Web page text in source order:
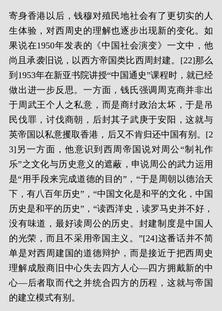
寄身香港以后，钱穆对殖民地社会有了更切实的人
生体验，对西周史的理解也逐步出现新的变化。如
果说在1950年发表的《中国社会演变》一文中，他
尚且承袭旧说，以西方帝国类比西周封建。[22]那么
到1953年在新亚书院讲授“中国通史”课程时，就已经
做出进一步反思。一方面，钱氏强调周克商并非出
于周武王个人之私意，而是商纣政治太坏，于是吊
民伐罪，讨伐商朝，后封其子武庚于安阳，这就与
英帝国以私意攫取香港，后又不肯归还中国有别。[2
3]另一方面，他意识到西周帝国说对周公“制礼作
乐”之文化与历史意义的遮蔽，申说周公的武力运用
是“用手段来完成道德的目的”，“于是周朝以德治天
下，有八百年历史”，“中国文化是和平的文化，中国
历史是和平的历史”，“读西洋史，读罗马史并不好，
没有味道，最好读周公的历史。封建制度是中国人
的光荣，而且不采用帝国主义。”[24]这番话并不简
单是对西周建国的道德辩护，而是接近于把西周史
理解成殷商旧中心失去四方人心—四方拥戴新的中
心—后者取而代之并统合四方的历程，这就与帝国
的建立模式有别。